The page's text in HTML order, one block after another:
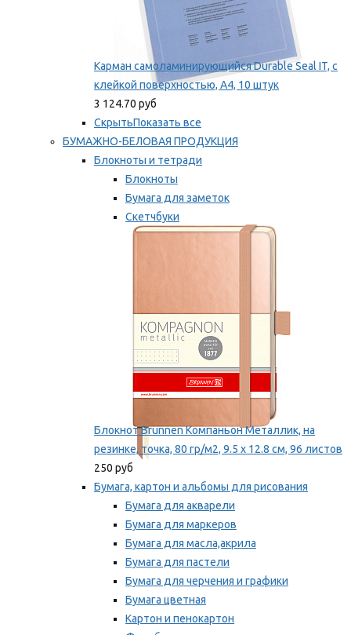
Карман самоламинирующийся Durable Seal IT, с
клейкой поверхностью, A4, 10 штук
3 124.70 руб
СкрытьПоказать все
БУМАЖНО-БЕЛОВАЯ ПРОДУКЦИЯ
Блокноты и тетради
Блокноты
Бумага для заметок
Скетчбуки
Тетради
Блокнот Brunnen Компаньон Металлик, на
резинке, точка, 80 гр/м2, 9.5 х 12.8 см, 96 листов
250 руб
Бумага, картон и альбомы для рисования
Бумага для акварели
Бумага для маркеров
Бумага для масла,акрила
Бумага для пастели
Бумага для черчения и графики
Бумага цветная
Картон и пенокартон